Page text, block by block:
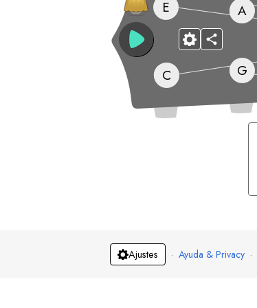
G
C
E
A
Ajustes · Ayuda & Privacy ·